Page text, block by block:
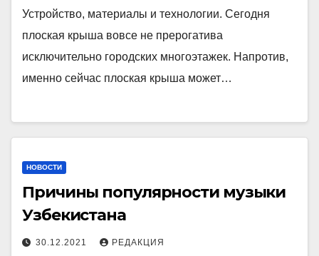
Устройство, материалы и технологии. Сегодня
плоская крыша вовсе не прерогатива
исключительно городских многоэтажек. Напротив,
именно сейчас плоская крыша может…
НОВОСТИ
Причины популярности музыки
Узбекистана
30.12.2021 РЕДАКЦИЯ